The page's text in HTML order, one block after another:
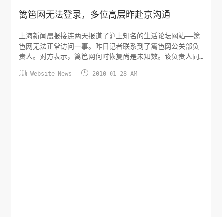
篱笆网无法登录，多位高层昨赴京沟通
上海新闻晨报接连两天报道了沪上知名的生活论坛网站——篱
笆网无法正常访问一事。昨日记者联系到了篱笆网公关部负
责人。对方表示，篱笆网何时恢复尚是未知数。该负责人同
行沟通。针对新网官网上出现的“篱笆网涉嫌传播淫秽、色情
 Website News  2010-01-28 AM